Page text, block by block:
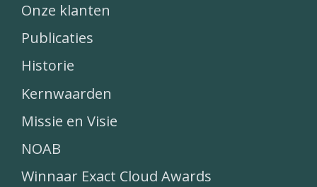
Onze klanten
Publicaties
Historie
Kernwaarden
Missie en Visie
NOAB
Winnaar Exact Cloud Awards